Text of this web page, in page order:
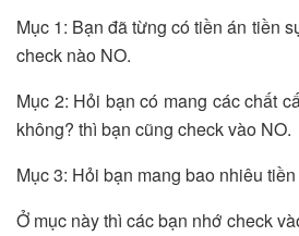
Mục 1: Bạn đã từng có tiền án tiền
check nào NO.
Mục 2: Hỏi bạn có mang các chất
không? thì bạn cũng check vào NO.
Mục 3: Hỏi bạn mang bao nhiêu
Ở mục này thì các bạn nhớ check